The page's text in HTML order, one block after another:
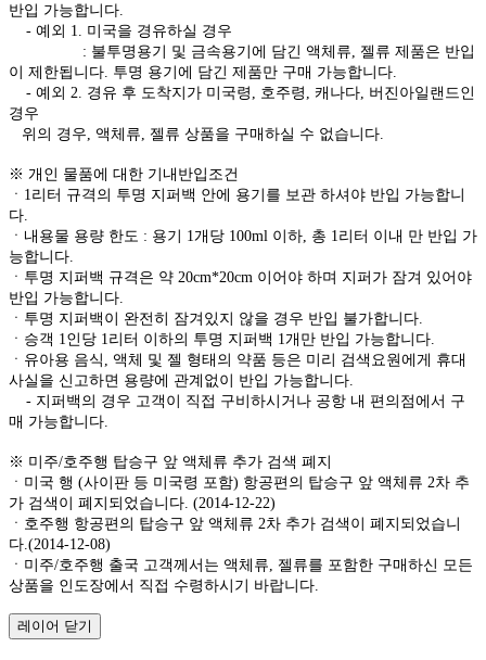
반입 가능합니다.
- 예외 1. 미국을 경유하실 경우
: 불투명용기 및 금속용기에 담긴 액체류, 젤류 제품은 반입
이 제한됩니다. 투명 용기에 담긴 제품만 구매 가능합니다.
- 예외 2. 경유 후 도착지가 미국령, 호주령, 캐나다, 버진아일랜드인
경우
위의 경우, 액체류, 젤류 상품을 구매하실 수 없습니다.
※ 개인 물품에 대한 기내반입조건
ㆍ1리터 규격의 투명 지퍼백 안에 용기를 보관 하셔야 반입 가능합니
다.
ㆍ내용물 용량 한도 : 용기 1개당 100ml 이하, 총 1리터 이내 만 반입 가
능합니다.
ㆍ투명 지퍼백 규격은 약 20cm*20cm 이어야 하며 지퍼가 잠겨 있어야
반입 가능합니다.
ㆍ투명 지퍼백이 완전히 잠겨있지 않을 경우 반입 불가합니다.
ㆍ승객 1인당 1리터 이하의 투명 지퍼백 1개만 반입 가능합니다.
ㆍ유아용 음식, 액체 및 젤 형태의 약품 등은 미리 검색요원에게 휴대
사실을 신고하면 용량에 관계없이 반입 가능합니다.
- 지퍼백의 경우 고객이 직접 구비하시거나 공항 내 편의점에서 구
매 가능합니다.
※ 미주/호주행 탑승구 앞 액체류 추가 검색 폐지
ㆍ미국 행 (사이판 등 미국령 포함) 항공편의 탑승구 앞 액체류 2차 추
가 검색이 폐지되었습니다. (2014-12-22)
ㆍ호주행 항공편의 탑승구 앞 액체류 2차 추가 검색이 폐지되었습니
다.(2014-12-08)
ㆍ미주/호주행 출국 고객께서는 액체류, 젤류를 포함한 구매하신 모든
상품을 인도장에서 직접 수령하시기 바랍니다.
레이어 닫기